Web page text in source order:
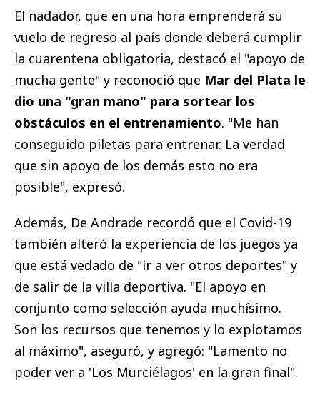
El nadador, que en una hora emprenderá su
vuelo de regreso al país donde deberá cumplir
la cuarentena obligatoria, destacó el "apoyo de
mucha gente" y reconoció que Mar del Plata le
dio una "gran mano" para sortear los
obstáculos en el entrenamiento. "Me han
conseguido piletas para entrenar. La verdad
que sin apoyo de los demás esto no era
posible", expresó.
Además, De Andrade recordó que el Covid-19
también alteró la experiencia de los juegos ya
que está vedado de "ir a ver otros deportes" y
de salir de la villa deportiva. "El apoyo en
conjunto como selección ayuda muchísimo.
Son los recursos que tenemos y lo explotamos
al máximo", aseguró, y agregó: "Lamento no
poder ver a 'Los Murciélagos' en la gran final".